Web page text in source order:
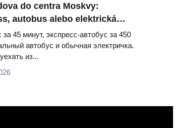
do centra Moskvy:
autobus alebo elektrická
за 45 минут, экспресс-автобус за 450
автобус и обычная электричка.
из...